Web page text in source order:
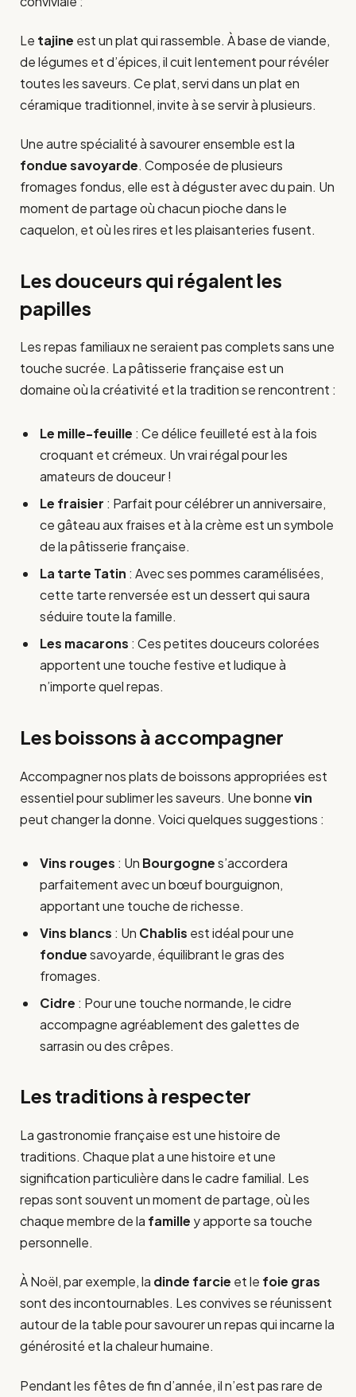
Le tajine est un plat qui rassemble. À base de viande,
de légumes et d’épices, il cuit lentement pour révéler
toutes les saveurs. Ce plat, servi dans un plat en
céramique traditionnel, invite à se servir à plusieurs.
Une autre spécialité à savourer ensemble est la
fondue savoyarde. Composée de plusieurs
fromages fondus, elle est à déguster avec du pain. Un
moment de partage où chacun pioche dans le
caquelon, et où les rires et les plaisanteries fusent.
Les douceurs qui régalent les
papilles
Les repas familiaux ne seraient pas complets sans une
touche sucrée. La pâtisserie française est un
domaine où la créativité et la tradition se rencontrent :
Le mille-feuille : Ce délice feuilleté est à la fois
croquant et crémeux. Un vrai régal pour les
amateurs de douceur !
Le fraisier : Parfait pour célébrer un anniversaire,
ce gâteau aux fraises et à la crème est un symbole
de la pâtisserie française.
La tarte Tatin : Avec ses pommes caramélisées,
cette tarte renversée est un dessert qui saura
séduire toute la famille.
Les macarons : Ces petites douceurs colorées
apportent une touche festive et ludique à
n’importe quel repas.
Les boissons à accompagner
Accompagner nos plats de boissons appropriées est
essentiel pour sublimer les saveurs. Une bonnevin
peut changer la donne. Voici quelques suggestions :
Vins rouges : Un Bourgognes’accordera
parfaitement avec un bœuf bourguignon,
apportant une touche de richesse.
Vins blancs : Un Chablis est idéal pour une
fonduesavoyarde, équilibrant le gras des
fromages.
Cidre : Pour une touche normande, le cidre
accompagne agréablement des galettes de
sarrasin ou des crêpes.
Les traditions à respecter
La gastronomie française est une histoire de
traditions. Chaque plat a une histoire et une
signification particulière dans le cadre familial. Les
repas sont souvent un moment de partage, où les
chaque membre de la famille y apporte sa touche
personnelle.
À Noël, par exemple, la dinde farcie et le foie gras
sont des incontournables. Les convives se réunissent
autour de la table pour savourer un repas qui incarne la
générosité et la chaleur humaine.
Pendant les fêtes de fin d’année, il n’est pas rare de